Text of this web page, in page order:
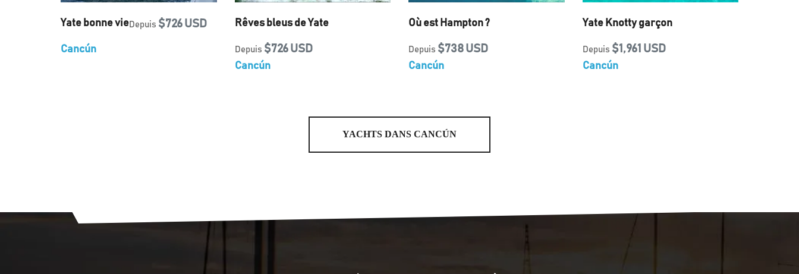
Yate bonne vieDepuis $726 USD
Cancún
Rêves bleus de Yate
Depuis $726 USD
Cancún
Où est Hampton ?
Depuis $738 USD
Cancún
Yate Knotty garçon
Depuis $1,961 USD
Cancún
YACHTS DANS CANCÚN